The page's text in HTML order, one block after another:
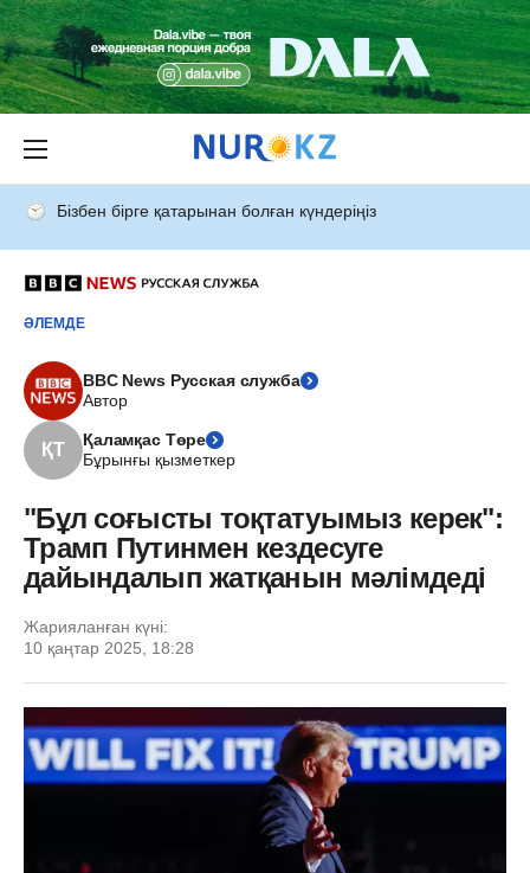
Бізбен бірге қатарынан болған күндеріңіз
ӘЛЕМДЕ
BBC News Русская служба
Автор
ҚТ
Қаламқас Төре
Бұрынғы қызметкер
"Бұл соғысты тоқтатуымыз керек":
Трамп Путинмен кездесуге
дайындалып жатқанын мәлімдеді
Жарияланған күні:
10 қаңтар 2025, 18:28